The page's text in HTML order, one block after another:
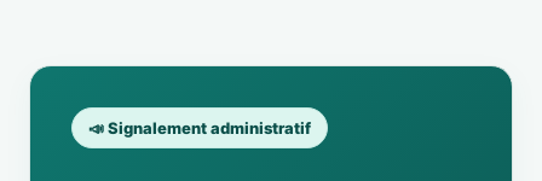
📣 Signalement administratif